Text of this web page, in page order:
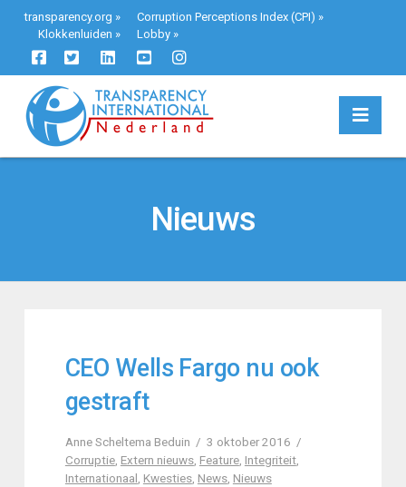
transparency.org » Corruption Perceptions Index (CPI) »
Klokkenluiden » Lobby»
Nieuws
CEO Wells Fargo nu ook
gestraft
Anne Scheltema Beduin
3 oktober 2016
Corruptie, Extern nieuws, Feature, Integriteit,
Internationaal, Kwesties, News, Nieuws